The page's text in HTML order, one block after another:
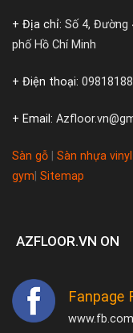
+ Địa chỉ: Số 4, Đường
phố Hồ Chí Minh
+ Điện thoại:
+ Email:
Sàn gỗ Sàn nhựa vinyl
gym Sitemap
AZFLOOR.VN ON
Fanpage